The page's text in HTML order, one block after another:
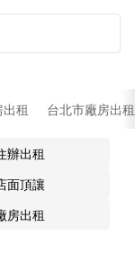
租 台北市廠房出租
辦出租
面頂讓
房出租